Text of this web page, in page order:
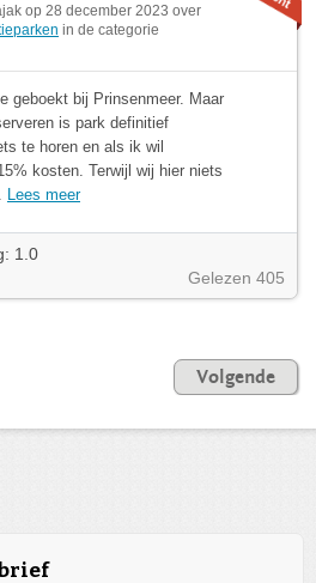
op 28 december 2023 over
in de categorie
geboekt bij Prinsenmeer. Maar
is park definitief
te horen en als ik wil
kosten. Terwijl wij hier niets
Lees meer
1.0
Gelezen 405
Volgende